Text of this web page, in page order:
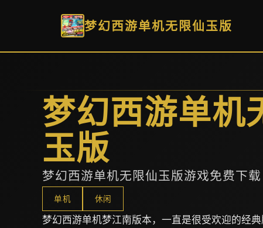
梦幻西游单机无限仙玉版
梦幻西游单机
玉版
梦幻西游单机无限仙玉版游戏免费下载
单机 休闲
梦幻西游单机梦江南版本，一直是很受欢迎的经